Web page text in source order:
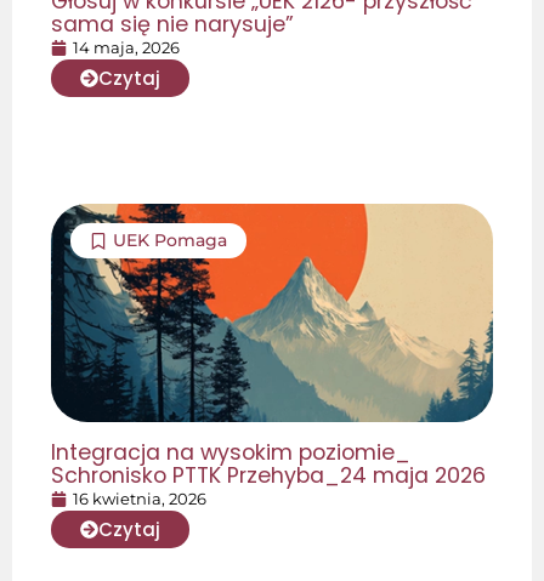
sama się nie narysuje”
14 maja, 2026
Czytaj
UEK Pomaga
Integracja na wysokim poziomie_
Schronisko PTTK Przehyba_24 maja 2026
16 kwietnia, 2026
Czytaj